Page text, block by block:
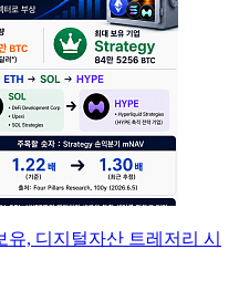
유, 디지털자산 트레저리 시